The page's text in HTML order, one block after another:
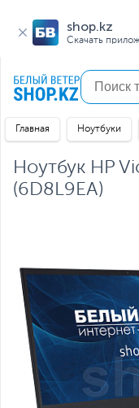
shop.kz
Скачать
Главная Ноутбуки
Ноутбук HP
(6D8L9EA)